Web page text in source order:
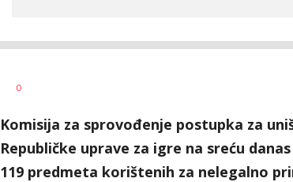
AUTOR
0
Komisija za sprovođenje postupka za
Republičke uprave za igre na sreću
119 predmeta korištenih za nelegalno